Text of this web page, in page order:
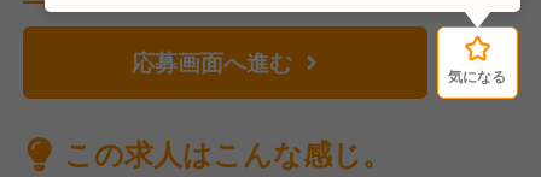
応募画面へ進む 気になる
この求人はこんな感じ。
気になる